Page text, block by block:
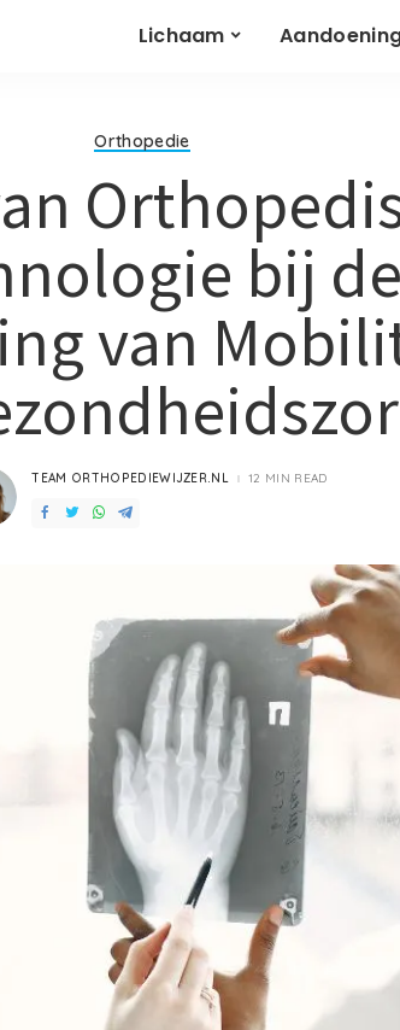
Lichaam
Orthopedie
bij de
van
POSTED
TEAM ORTHOPEDIEWIJZER.NL 12 MIN READ